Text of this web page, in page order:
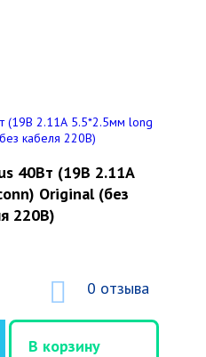
40Вт (19В 2.11А
Original (без
220В)
0 отзыва
В корзину